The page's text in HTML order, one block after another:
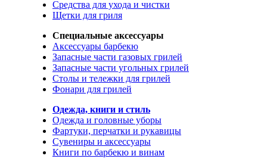
Средства для ухода и чистки
Щетки для гриля
Специальные аксессуары
Аксессуары барбекю
Запасные части газовых грилей
Запасные части угольных грилей
Столы и тележки для грилей
Фонари для грилей
Одежда, книги и стиль
Одежда и головные уборы
Фартуки, перчатки и рукавицы
Сувениры и аксессуары
Книги по барбекю и винам